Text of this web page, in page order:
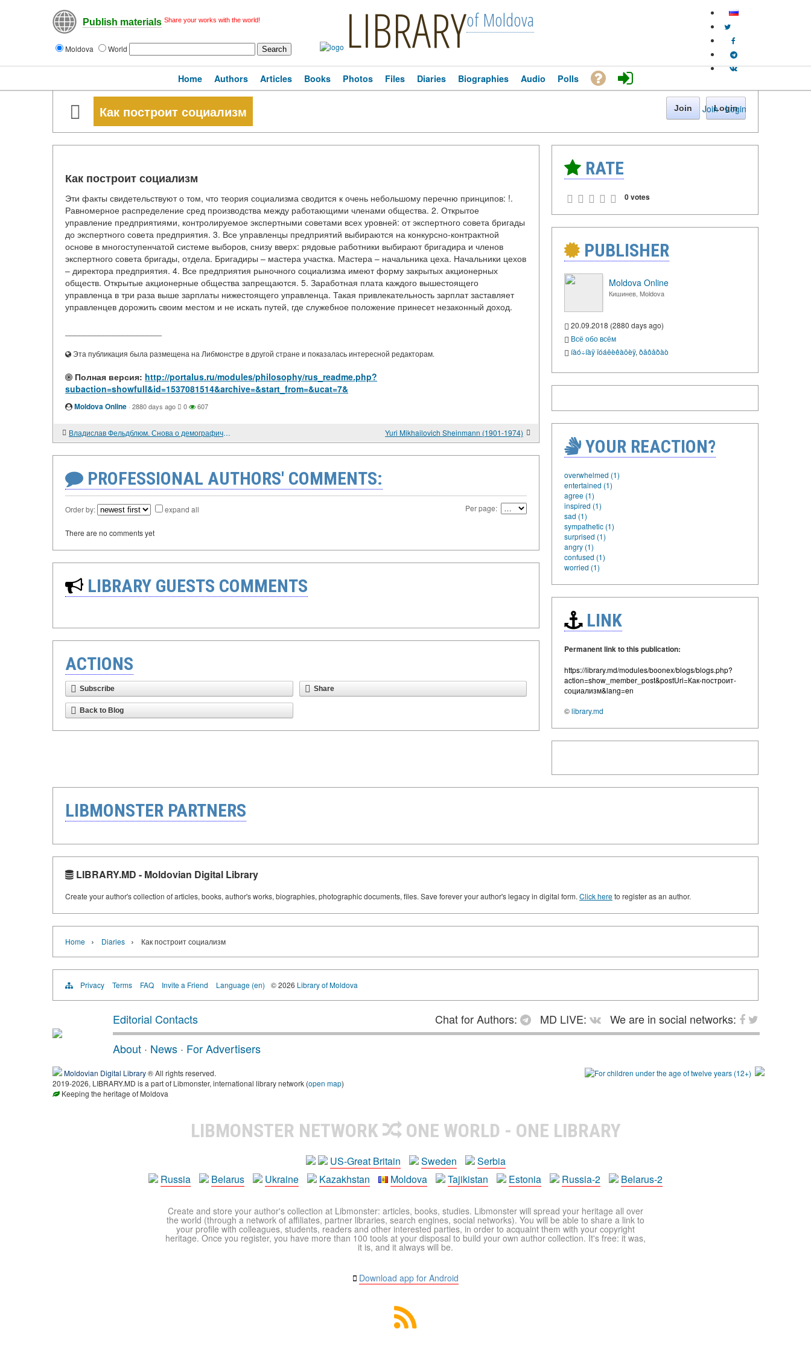
Publish materials Share your works with the world!
Moldova World LIBRARYof Moldova
Join · Login
Home Authors Articles Books Photos Files Diaries Biographies Audio Polls
Как построит социализм Join Login
Как построит социализм
Эти факты свидетельствуют о том, что теория социализма сводится к очень небольшому перечню принципов: !.
Равномерное распределение сред производства между работающими членами общества. 2. Открытое
управление предприятиями, контролируемое экспертными советами всех уровней: от экспертного совета бригады
до экспертного совета предприятия. 3. Все управленцы предприятий выбираются на конкурсно-контрактной
основе в многоступенчатой системе выборов, снизу вверх: рядовые работники выбирают бригадира и членов
экспертного совета бригады, отдела. Бригадиры – мастера участка. Мастера – начальника цеха. Начальники цехов
– директора предприятия. 4. Все предприятия рыночного социализма имеют форму закрытых акционерных
обществ. Открытые акционерные общества запрещаются. 5. Заработная плата каждого вышестоящего
управленца в три раза выше зарплаты нижестоящего управленца. Такая привлекательность зарплат заставляет
управленцев дорожить своим местом и не искать путей, где служебное положение принесет незаконный доход.
Эта публикация была размещена на Либмонстре в другой стране и показалась интересной редакторам.
Полная версия: http://portalus.ru/modules/philosophy/rus_readme.php?
subaction=showfull&id=1537081514&archive=&start_from=&ucat=7&
Moldova Online · 2880 days ago 0 607
Владислав Фельдблюм. Снова о демографической ситуации в России Yuri Mikhailovich Sheinmann (1901-1974)
PROFESSIONAL AUTHORS' COMMENTS:
Order by: expand all Per page:
There are no comments yet
LIBRARY GUESTS COMMENTS
ACTIONS
Subscribe Share
Back to Blog
RATE
0 votes
PUBLISHER
Moldova Online
Кишинев, Moldova
20.09.2018 (2880 days ago)
Всё обо всём
íàó÷íàÿ ïóáëèêàöèÿ, ðåôåðàò
YOUR REACTION?
overwhelmed (1)
entertained (1)
agree (1)
inspired (1)
sad (1)
sympathetic (1)
surprised (1)
angry (1)
confused (1)
worried (1)
LINK
Permanent link to this publication:
https://library.md/modules/boonex/blogs/blogs.php?
action=show_member_post&postUri=Как-построит-
социализм&lang=en
©library.md
LIBMONSTER PARTNERS
LIBRARY.MD - Moldovian Digital Library
Create your author's collection of articles, books, author's works, biographies, photographic documents, files. Save forever your author's legacy in digital form. Click hereto register as an author.
Home › Diaries › Как построит социализм
Privacy Terms FAQ Invite a Friend Language (en) © 2026 Library of Moldova
Editorial Contacts Chat for Authors: MD LIVE:
We are in social networks:
About · News · For Advertisers
Moldovian Digital Library® All rights reserved.
2019-2026, LIBRARY.MD is a part of Libmonster, international library network (open map)
Keeping the heritage of Moldova
LIBMONSTER NETWORK ONE WORLD - ONE LIBRARY
US-Great Britain Sweden
Serbia
Russia
Belarus Ukraine Kazakhstan Moldova Tajikistan Estonia Russia-2 Belarus-2
Create and store your author's collection at Libmonster: articles, books, studies. Libmonster will spread your heritage all over
the world (through a network of affiliates, partner libraries, search engines, social networks). You will be able to share a link to
your profile with colleagues, students, readers and other interested parties, in order to acquaint them with your copyright
heritage. Once you register, you have more than 100 tools at your disposal to build your own author collection. It's free: it was,
it is, and it always will be.
Download app for Android